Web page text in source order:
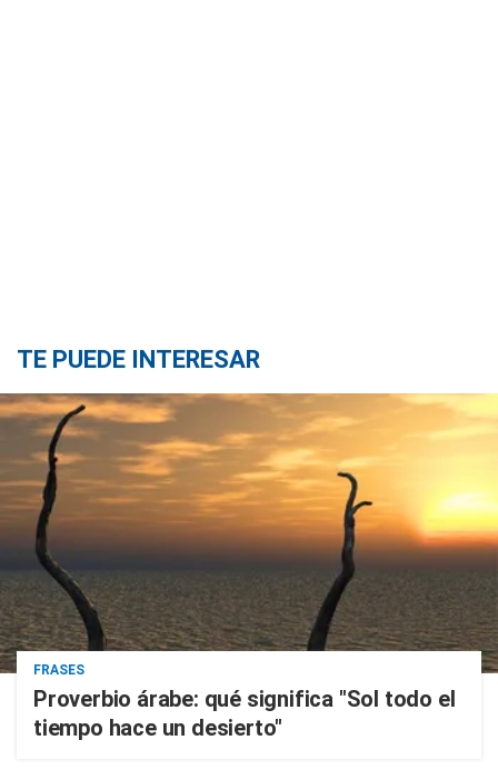
TE PUEDE INTERESAR
FRASES
Proverbio árabe: qué significa "Sol todo el
tiempo hace un desierto"